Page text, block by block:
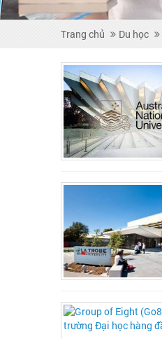
Trang chủ Du học